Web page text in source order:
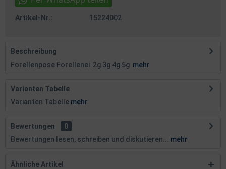
Artikel-Nr.: 15224002
Beschreibung
Forellenpose Forellenei 2g 3g 4g 5g mehr
Varianten Tabelle
Varianten Tabelle mehr
Bewertungen
0
Bewertungen lesen, schreiben und diskutieren...
mehr
Ähnliche Artikel